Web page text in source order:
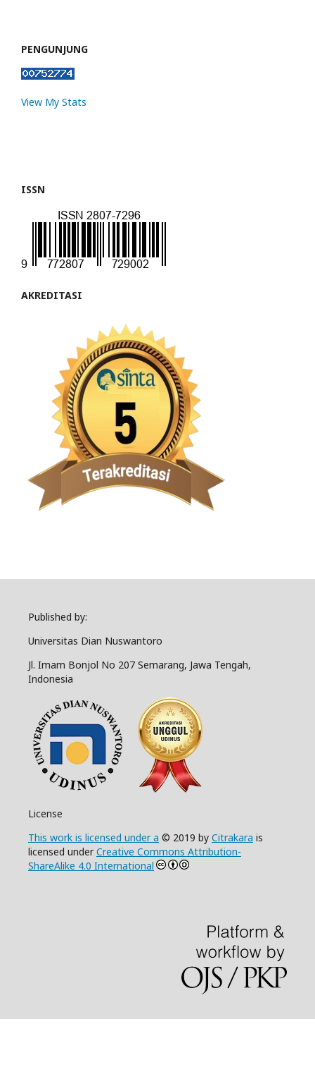
PENGUNJUNG
View My Stats
ISSN
AKREDITASI
Published by:
Universitas Dian Nuswantoro
Jl. Imam Bonjol No 207 Semarang, Jawa Tengah,
Indonesia
License
This work is licensed under a © 2019 by Citrakara is
licensed underCreative Commons Attribution-
ShareAlike 4.0 International